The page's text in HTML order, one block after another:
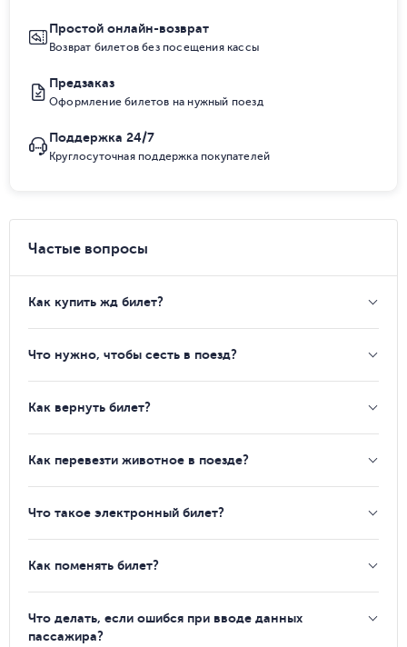
Простой онлайн-возврат
Возврат билетов без посещения кассы
Предзаказ
Оформление билетов на нужный поезд
Поддержка 24/7
Круглосуточная поддержка покупателей
Частые вопросы
Как купить жд билет?
Что нужно, чтобы сесть в поезд?
Как вернуть билет?
Как перевезти животное в поезде?
Что такое электронный билет?
Как поменять билет?
Что делать, если ошибся при вводе данных
пассажира?